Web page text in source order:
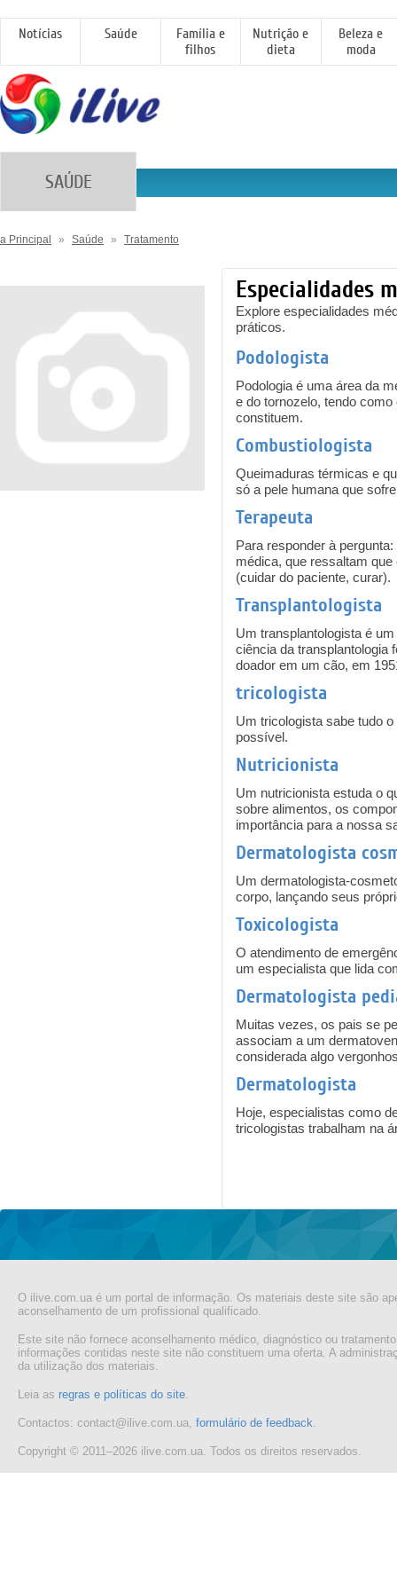
Notícias Saúde
Família e
filhos
Nutrição e
dieta
Beleza e
moda
SAÚDE
a Principal » Saúde » Tratamento
Especialidades
Explore especialidades
práticos.
Podologista
Podologia é uma área da
e do tornozelo, tendo
constituem.
Combustiologista
Queimaduras térmicas e
só a pele humana que
Terapeuta
Para responder à
médica, que ressaltam
(cuidar do paciente, curar).
Transplantologista
Um transplantologista é
ciência da transplantologia
doador em um cão, em
tricologista
Um tricologista sabe tudo
possível.
Nutricionista
Um nutricionista estuda o
sobre alimentos, os
importância para a nossa
Dermatologista
Um dermatologista-
corpo, lançando seus
Toxicologista
O atendimento de
um especialista que lida
Dermatologista
Muitas vezes, os pais se
associam a um
considerada algo
Dermatologista
Hoje, especialistas como
tricologistas trabalham na
O ilive.com.ua é um portal de informação. Os materiais deste site são
aconselhamento de um profissional qualificado.
Este site não fornece aconselhamento médico, diagnóstico ou
informações contidas neste site não constituem uma oferta. A
da utilização dos materiais.
Leia as regras e políticas do site
Contactos: contact@ilive.com.ua, formulário de feedback
Copyright © 2011–2026 ilive.com.ua. Todos os direitos reservados.